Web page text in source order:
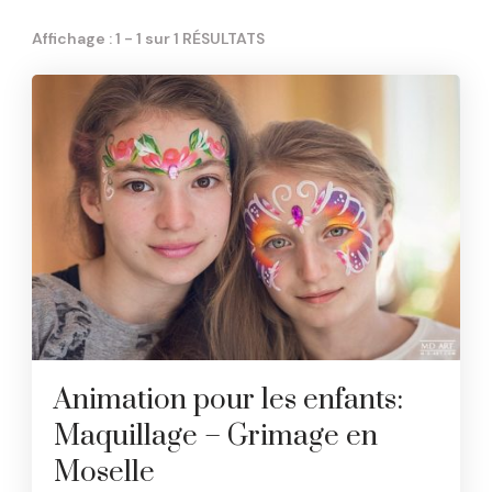
Affichage : 1 - 1 sur 1 RÉSULTATS
Animation pour les enfants:
Maquillage – Grimage en
Moselle